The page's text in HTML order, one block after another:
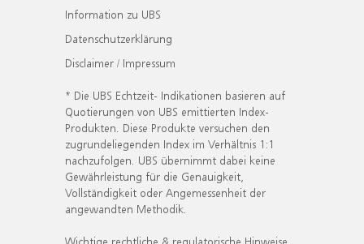
Information zu UBS
Datenschutzerklärung
Disclaimer / Impressum
* Die UBS Echtzeit- Indikationen basieren auf
Quotierungen von UBS emittierten Index-
Produkten. Diese Produkte versuchen den
zugrundeliegenden Index im Verhältnis 1:1
nachzufolgen. UBS übernimmt dabei keine
Gewährleistung für die Genauigkeit,
Vollständigkeit oder Angemessenheit der
angewandten Methodik.